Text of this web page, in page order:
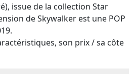
issue de la collection Star
de Skywalker est une POP
son prix / sa côte